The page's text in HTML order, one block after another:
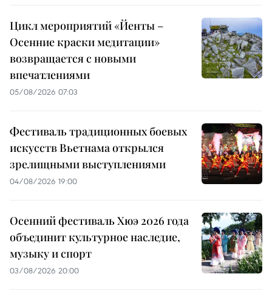
Цикл мероприятий «Йенты –
Осенние краски медитации»
возвращается с новыми
впечатлениями
05/08/2026 07:03
Фестиваль традиционных боевых
искусств Вьетнама открылся
зрелищными выступлениями
04/08/2026 19:00
Осенний фестиваль Хюэ 2026 года
объединит культурное наследие,
музыку и спорт
03/08/2026 20:00